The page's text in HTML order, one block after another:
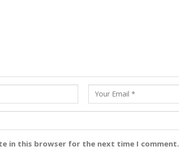
in this browser for the next time I comment.